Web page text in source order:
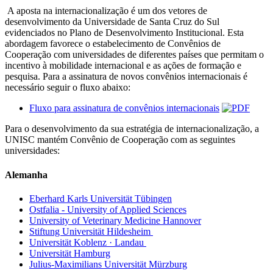
A aposta na internacionalização é um dos vetores de
desenvolvimento da Universidade de Santa Cruz do Sul
evidenciados no Plano de Desenvolvimento Institucional. Esta
abordagem favorece o estabelecimento de Convênios de
Cooperação com universidades de diferentes países que permitam o
incentivo à mobilidade internacional e as ações de formação e
pesquisa. Para a assinatura de novos convênios internacionais é
necessário seguir o fluxo abaixo:
Fluxo para assinatura de convênios internacionais
Para o desenvolvimento da sua estratégia de internacionalização, a
UNISC mantém Convênio de Cooperação com as seguintes
universidades:
Alemanha
Eberhard Karls Universität Tübingen
Ostfalia - University of Applied Sciences
University of Veterinary Medicine Hannover
Stiftung Universität Hildesheim
Universität Koblenz · Landau
Universität Hamburg
Julius-Maximilians Universität Mürzburg